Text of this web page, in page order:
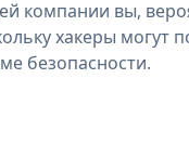
компании вы,
хакеры могут
безопасности.